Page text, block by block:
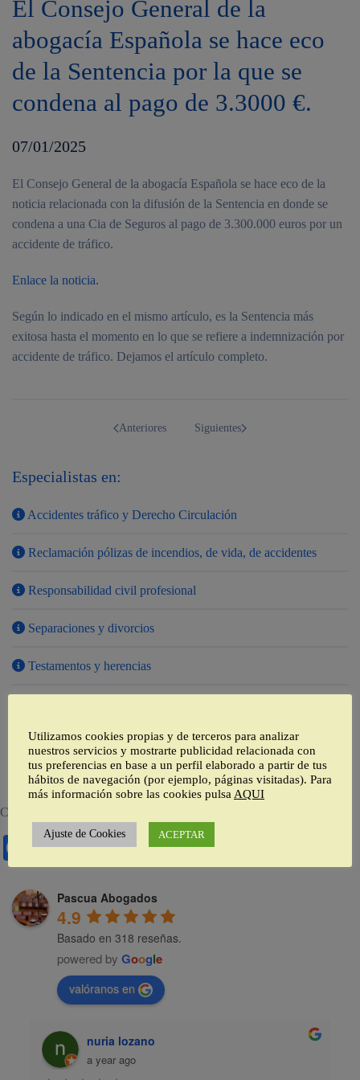
El Consejo General de la
abogacía Española se hace eco
de la Sentencia por la que se
condena al pago de 3.3000 €.
07/01/2025
El Consejo General de la abogacía Española se hace eco de la
noticia relacionada con la difusión de la Sentencia en donde se
condena a una Cia de Seguros al pago de 3.300.000 euros por un
accidente de tráfico.
Enlace la noticia.
Según lo indicado en el mismo artículo, es la Sentencia más
exitosa hasta el momento en lo que se refiere a indemnización por
accidente de tráfico. Dejamos el artículo completo.
Anteriores Siguientes
Especialistas en:
Accidentes tráfico y Derecho Circulación
Reclamación pólizas de incendios, de vida, de accidentes
Responsabilidad civil profesional
Separaciones y divorcios
Testamentos y herencias
¿Alguna
Llámenos
Comparte esto:
Facebook
X LinkedIn
Email
Pascua Abogados
4.9
Basado en 318 reseñas.
powered by Google
valóranos en
nuria lozano
a year ago
Utilizamos cookies propias y de terceros para analizar
nuestros servicios y mostrarte publicidad relacionada con
tus preferencias en base a un perfil elaborado a partir de tus
hábitos de navegación (por ejemplo, páginas visitadas). Para
más información sobre las cookies pulsa AQUI
Ajuste de Cookies ACEPTAR